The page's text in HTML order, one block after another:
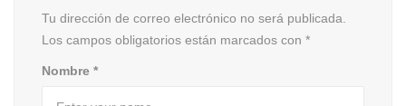
Tu dirección de correo electrónico no será publicada.
Los campos obligatorios están marcados con *
Nombre *